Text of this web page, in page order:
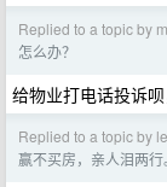
Replied to a topic by
怎么办？
给物业打电话投诉
Replied to a topic by
赢不买房，亲人泪两行。